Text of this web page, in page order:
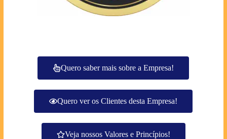
Quero saber mais sobre a Empresa!
Quero ver os Clientes desta Empresa!
Veja nossos Valores e Princípios!